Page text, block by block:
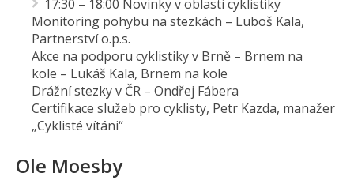
17:30 – 18:00 Novinky v oblasti cyklistiky
Monitoring pohybu na stezkách – Luboš Kala,
Partnerství o.p.s.
Akce na podporu cyklistiky v Brně – Brnem na
kole – Lukáš Kala, Brnem na kole
Drážní stezky v ČR – Ondřej Fábera
Certifikace služeb pro cyklisty, Petr Kazda, manažer
„Cyklisté vítáni“
Ole Moesby